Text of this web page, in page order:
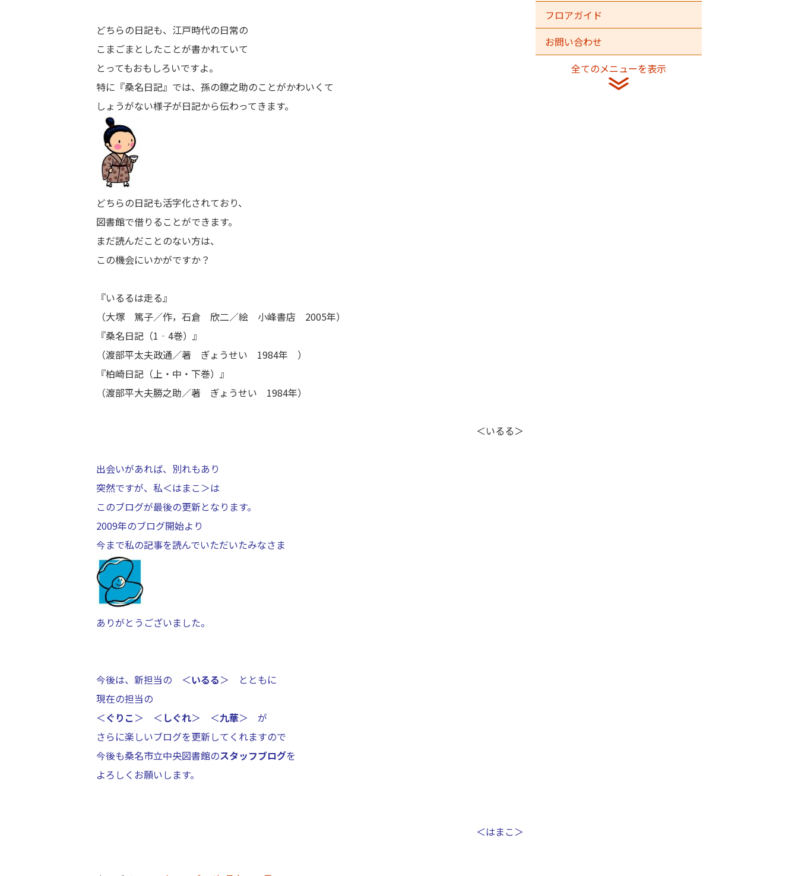
どちらの日記も、江戸時代の日常の
こまごまとしたことが書かれていて
とってもおもしろいですよ。
特に『桑名日記』では、孫の鐐之助のことがかわいくて
しょうがない様子が日記から伝わってきます。
どちらの日記も活字化されており、
図書館で借りることができます。
まだ読んだことのない方は、
この機会にいかがですか？
『いるるは走る』
（大塚 篤子／作，石倉 欣二／絵 小峰書店 2005年）
『桑名日記（1‐4巻）』
（渡部平太夫政通／著 ぎょうせい 1984年 ）
『柏崎日記（上・中・下巻）』
（渡部平大夫勝之助／著 ぎょうせい 1984年）
＜いるる＞
出会いがあれば、別れもあり
突然ですが、私＜はまこ＞は
このブログが最後の更新となります。
2009年のブログ開始より
今まで私の記事を読んでいただいたみなさま
ありがとうございました。
今後は、新担当の ＜いるる＞ とともに
現在の担当の
＜ぐりこ ＞ ＜ しぐれ＞ ＜九華＞ が
さらに楽しいブログを更新してくれますので
今後も桑名市立中央図書館のスタッフブログを
よろしくお願いします。
＜はまこ＞
フロアガイド
お問い合わせ
全てのメニューを表示